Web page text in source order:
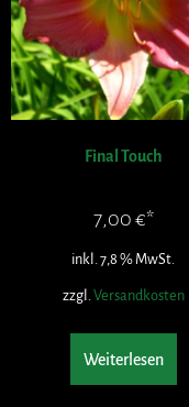
Final Touch
7,00 €
inkl. 7,8 % MwSt.
zzgl. Versandkosten
Weiterlesen